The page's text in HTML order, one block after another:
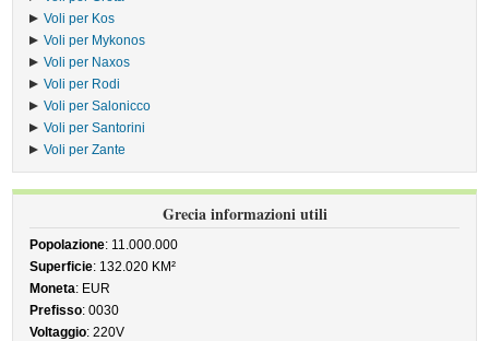
Voli per Kos
Voli per Mykonos
Voli per Naxos
Voli per Rodi
Voli per Salonicco
Voli per Santorini
Voli per Zante
Grecia informazioni utili
Popolazione: 11.000.000
Superficie: 132.020 KM²
Moneta: EUR
Prefisso: 0030
Voltaggio: 220V